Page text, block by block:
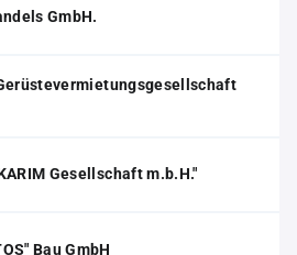
GmbH.
Gesellschaft m.b.H."
Bau GmbH